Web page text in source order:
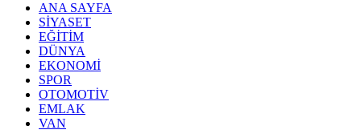
ANA SAYFA
SİYASET
EĞİTİM
DÜNYA
EKONOMİ
SPOR
OTOMOTİV
EMLAK
VAN